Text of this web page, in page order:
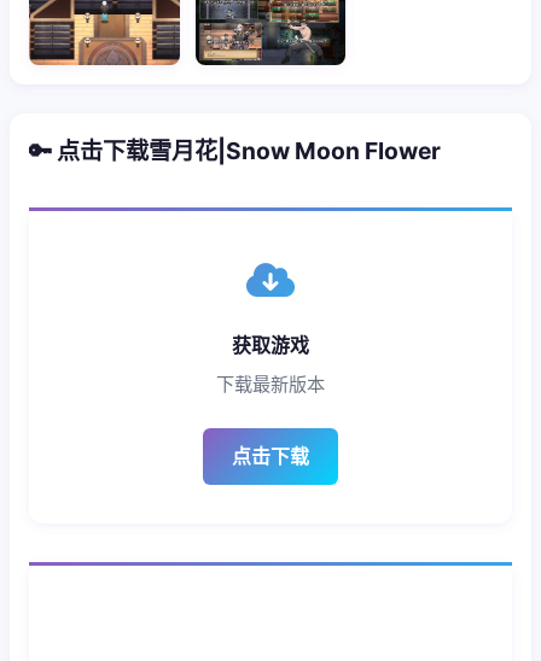
🔑 点击下载雪月花|Snow Moon Flower
获取游戏
下载最新版本
点击下载